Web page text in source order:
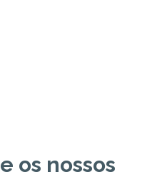
os nossos